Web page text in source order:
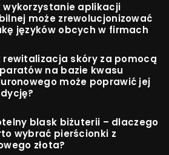
wykorzystanie aplikacji
może zrewolucjonizować
języków obcych w firmach
rewitalizacja skóry za pomocą
na bazie kwasu
może poprawić jej
blask biżuterii – dlaczego
wybrać pierścionki z
złota?